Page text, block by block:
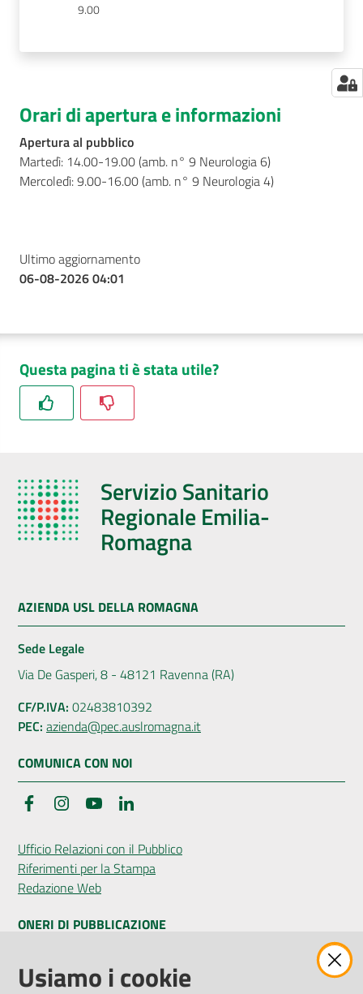
9.00
Orari di apertura e informazioni
Apertura al pubblico
Martedì: 14.00-19.00 (amb. n° 9 Neurologia 6)
Mercoledì: 9.00-16.00 (amb. n° 9 Neurologia 4)
Ultimo aggiornamento
06-08-2026 04:01
Questa pagina ti è stata utile?
Servizio Sanitario
Regionale Emilia-
Romagna
AZIENDA USL DELLA ROMAGNA
Sede Legale
Via De Gasperi, 8 - 48121 Ravenna (RA)
CF/P.IVA: 02483810392
PEC: azienda@pec.auslromagna.it
COMUNICA CON NOI
FacebookInstagramYouTube
Ufficio Relazioni con il Pubblico
Riferimenti per la Stampa
Redazione Web
ONERI DI PUBBLICAZIONE
Amministrazione Trasparente
Pubblicità legale
Usiamo i cookie